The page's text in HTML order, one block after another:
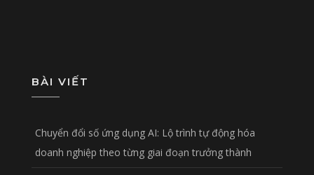
BÀI VIẾT
Chuyển đổi số ứng dụng AI: Lộ trình tự động hóa
doanh nghiệp theo từng giai đoạn trưởng thành